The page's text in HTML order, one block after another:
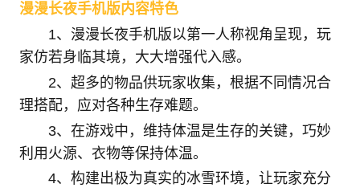
漫漫长夜手机版内容特色
1、漫漫长夜手机版以第一人称视角呈现，玩
家仿若身临其境，大大增强代入感。
2、超多的物品供玩家收集，根据不同情况合
理搭配，应对各种生存难题。
3、在游戏中，维持体温是生存的关键，巧妙
利用火源、衣物等保持体温。
4、构建出极为真实的冰雪环境，让玩家充分